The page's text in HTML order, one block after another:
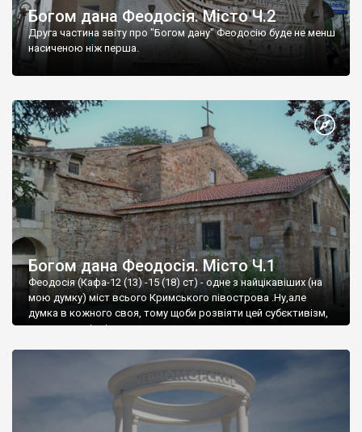
Богом дана Феодосія. Місто Ч.2
Друга частина звіту про "Богом дану" Феодосію буде не менш
насиченою ніж перша.
Богом дана Феодосія. Місто Ч.1
Феодосія (Кафа-12 (13) -15 (18) ст) - одне з найцікавіших (на
мою думку) міст всього Кримського півострова .Ну,але
думка в кожного своя, тому щоби розвіяти цей субєктивізм,
запрошую відвідати це